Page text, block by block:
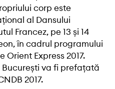
corp este
al Dansului
Francez, pe 13 și 14
în cadrul programului
Express 2017.
va fi prefațată
2017.